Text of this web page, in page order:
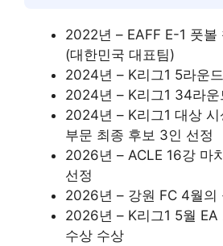
2022년 – EAFF E-1 풋볼
(대한민국 대표팀)
2024년 – K리그1 5라운
2024년 – K리그1 34라운
2024년 – K리그1 대상
부문 최종 후보 3인 선정
2026년 – ACLE 16강 마
선정
2026년 – 강원 FC 4월의
2026년 – K리그1 5월 EA
수상 수상